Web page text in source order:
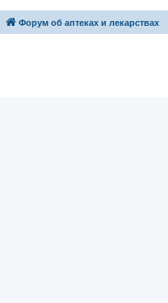
Форум об аптеках и лекарствах